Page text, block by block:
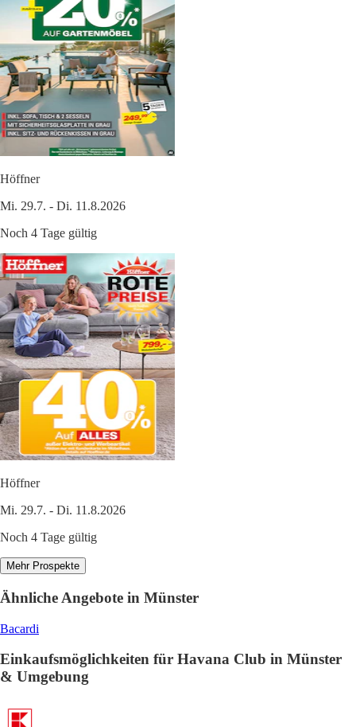
Höffner
Mi. 29.7. - Di. 11.8.2026
Noch 4 Tage gültig
Höffner
Mi. 29.7. - Di. 11.8.2026
Noch 4 Tage gültig
Mehr Prospekte
Ähnliche Angebote in Münster
Bacardi
Einkaufsmöglichkeiten für Havana Club in Münster
& Umgebung